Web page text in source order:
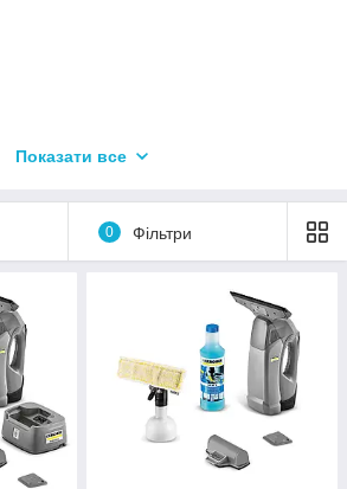
Показати все
0 Фільтри